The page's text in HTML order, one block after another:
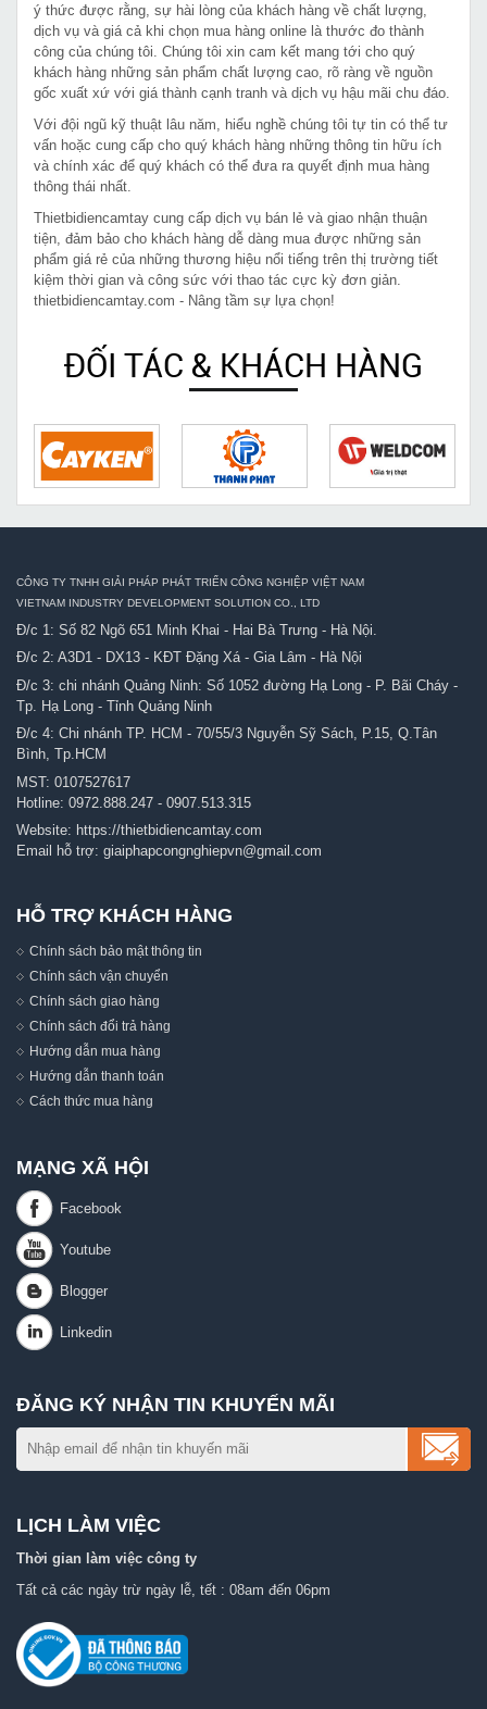
ý thức được rằng, sự hài lòng của khách hàng về chất lượng,
dịch vụ và giá cả khi chọn mua hàng online là thước đo thành
công của chúng tôi. Chúng tôi xin cam kết mang tới cho quý
khách hàng những sản phẩm chất lượng cao, rõ ràng về nguồn
gốc xuất xứ với giá thành cạnh tranh và dịch vụ hậu mãi chu đáo.
Với đội ngũ kỹ thuật lâu năm, hiểu nghề chúng tôi tự tin có thể tư
vấn hoặc cung cấp cho quý khách hàng những thông tin hữu ích
và chính xác để quý khách có thể đưa ra quyết định mua hàng
thông thái nhất.
Thietbidiencamtay cung cấp dịch vụ bán lẻ và giao nhận thuận
tiện, đảm bảo cho khách hàng dễ dàng mua được những sản
phẩm giá rẻ của những thương hiệu nổi tiếng trên thị trường tiết
kiệm thời gian và công sức với thao tác cực kỳ đơn giản.
thietbidiencamtay.com - Nâng tầm sự lựa chọn!
ĐỐI TÁC & KHÁCH HÀNG
CÔNG TY TNHH GIẢI PHÁP PHÁT TRIỂN CÔNG NGHIỆP VIỆT NAM
VIETNAM INDUSTRY DEVELOPMENT SOLUTION CO., LTD
Đ/c 1: Số 82 Ngõ 651 Minh Khai - Hai Bà Trưng - Hà Nội.
Đ/c 2: A3D1 - DX13 - KĐT Đặng Xá - Gia Lâm - Hà Nội
Đ/c 3: chi nhánh Quảng Ninh: Số 1052 đường Hạ Long - P. Bãi Cháy -
Tp. Hạ Long - Tỉnh Quảng Ninh
Đ/c 4: Chi nhánh TP. HCM - 70/55/3 Nguyễn Sỹ Sách, P.15, Q.Tân
Bình, Tp.HCM
MST: 0107527617
Hotline: 0972.888.247 - 0907.513.315
Website: https://thietbidiencamtay.com
Email hỗ trợ: giaiphapcongnghiepvn@gmail.com
HỖ TRỢ KHÁCH HÀNG
Chính sách bảo mật thông tin
Chính sách vận chuyển
Chính sách giao hàng
Chính sách đổi trả hàng
Hướng dẫn mua hàng
Hướng dẫn thanh toán
Cách thức mua hàng
MẠNG XÃ HỘI
ĐĂNG KÝ NHẬN TIN KHUYẾN MÃI
LỊCH LÀM VIỆC
Thời gian làm việc công ty
Tất cả các ngày trừ ngày lễ, tết : 08am đến 06pm